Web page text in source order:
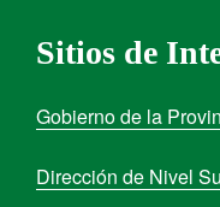
Sitios de
Gobierno de la
Dirección de Nivel